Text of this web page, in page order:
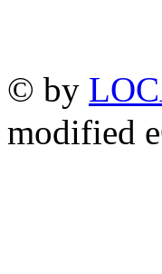
© by
modified